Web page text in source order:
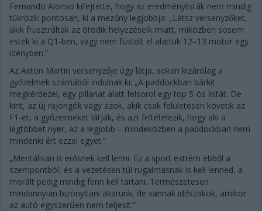
Fernando Alonso kifejtette, hogy az eredménylisták nem mindig
tükrözik pontosan, ki a mezőny legjobbja: „Látsz versenyzőket,
akik frusztráltak az ötödik helyezéseik miatt, miközben sosem
estek ki a Q1-ben, vagy nem füstölt el alattuk 12–13 motor egy
idényben.”
Az Aston Martin versenyzője úgy látja, sokan kizárólag a
győzelmek számából indulnak ki: „A paddockban bárkit
megkérdezel, egy pillanat alatt felsorol egy top 5-ös listát. De
kint, az új rajongók vagy azok, akik csak felületesen követik az
F1-et, a győzelmeket látják, és azt feltételezik, hogy aki a
legtöbbet nyer, az a legjobb – mindeközben a paddockban nem
mindenki ért ezzel egyet.”
„Mentálisan is erősnek kell lenni. Ez a sport extrém ebből a
szempontból, és a vezetésen túl rugalmasnak is kell lenned, a
morált pedig mindig fenn kell tartani. Természetesen
mindannyian bizonyítani akarunk, de vannak időszakok, amikor
az autó egyszerűen nem teljesít.”